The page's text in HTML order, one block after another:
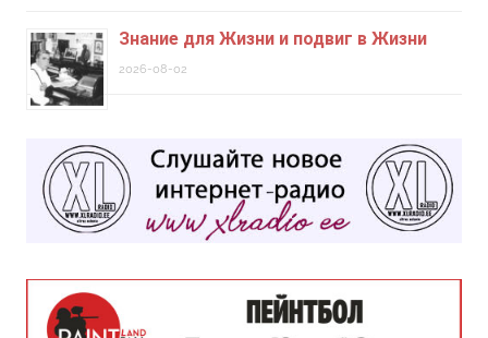
Знание для Жизни и подвиг в Жизни
2026-08-02